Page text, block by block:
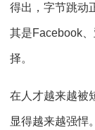
得出，字节跳动
其是Facebook
择。
在人才越来越被
显得越来越强悍